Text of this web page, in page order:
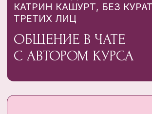
ПОЗИТИВНУЮ ПСИХОТЕРАПИЮ И ДР.
ПРОВЕЛА
БОЛЕЕ 338 КОНСУЛЬТАЦИЙ
С 2018 ГОДА ВЕДЕТ
И УВЕРЕННОСТИ В СЕБЕ